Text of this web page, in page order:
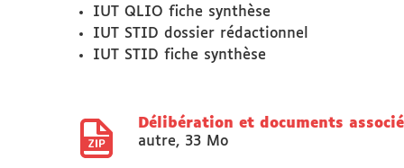
IUT QLIO fiche synthèse
IUT STID dossier rédactionnel
IUT STID fiche synthèse
Délibération et documents
autre, 33 Mo